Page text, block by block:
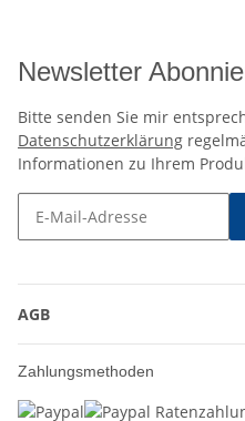
Newsletter
Bitte senden Sie mir
Datenschutzerklärung
Informationen zu Ihrem
AGB
Zahlungsmethoden